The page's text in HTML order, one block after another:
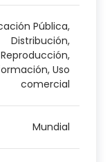
Pública,
Distribución,
Reproducción,
Uso
comercial
Mundial